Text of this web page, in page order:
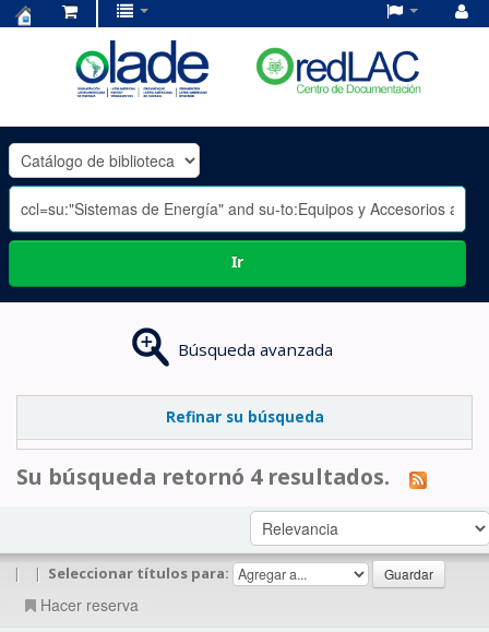
OLADE
-
Ir
Búsqueda avanzada
Refinar su búsqueda
Su búsqueda retornó 4 resultados.
| | Seleccionar títulos para:
Hacer reserva